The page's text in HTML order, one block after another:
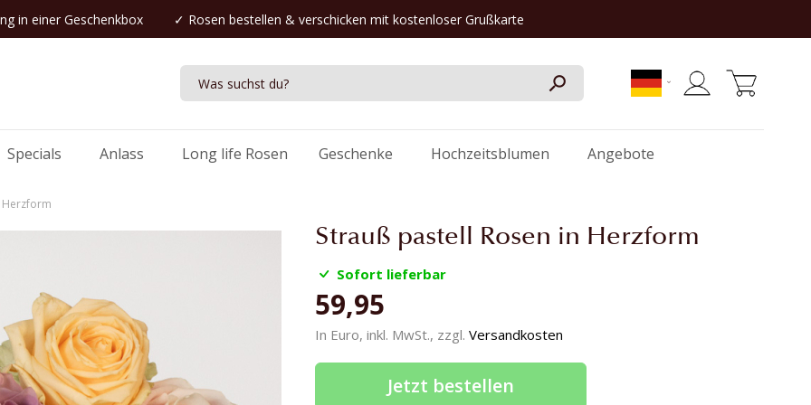
in einer Geschenkbox ✓ Rosen bestellen & verschicken mit kostenloser Grußkarte
Specials Anlass Long life Rosen Geschenke Hochzeitsblumen Angebote
Herzform
Strauß pastell Rosen in Herzform
Sofort lieferbar
59,95
In Euro, inkl. MwSt., zzgl. Versandkosten
Jetzt bestellen